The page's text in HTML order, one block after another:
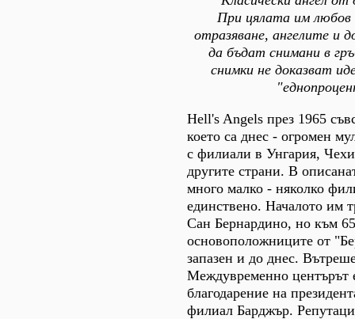
При цялата им любов
отразяване, ангелите и
да бъдат снимани в
снимки не доказват
Hell's Angels през 1965
което са днес - огромен
с филиали в Унгария,
другите страни. В
много малко - няколко
единствено. Началото им
Сан Бернардино, но към
основоположниците от
запазен и до днес.
Междувременно центърът
благодарение на
филиал Барджър.